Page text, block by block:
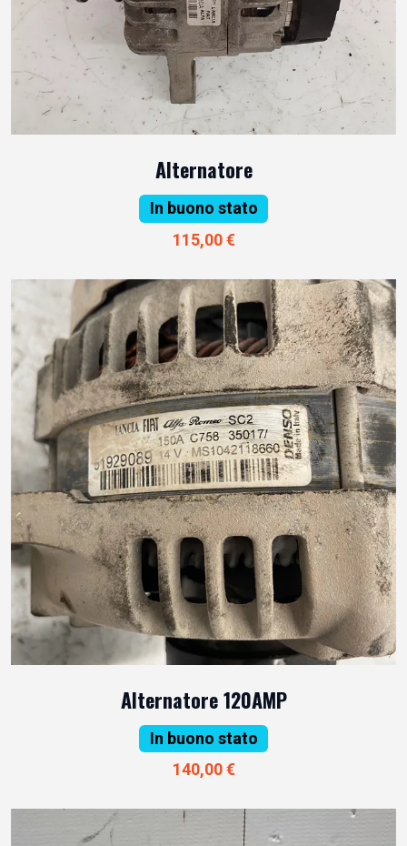
Alternatore
In buono stato
115,00 €
Alternatore 120AMP
In buono stato
140,00 €